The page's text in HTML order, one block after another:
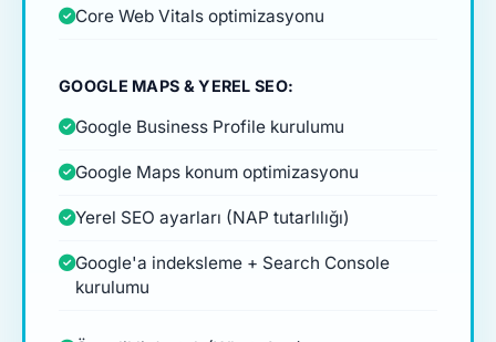
Core Web Vitals optimizasyonu
GOOGLE MAPS & YEREL SEO:
Google Business Profile kurulumu
Google Maps konum optimizasyonu
Yerel SEO ayarları (NAP tutarlılığı)
Google'a indeksleme + Search Console
kurulumu